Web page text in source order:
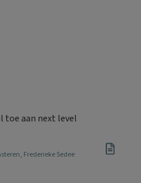
toe aan next level
, Frederieke Sedee